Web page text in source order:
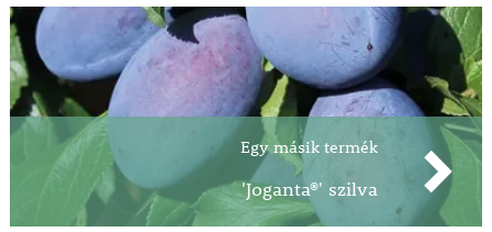
Egy másik termék
'Joganta®' szilva